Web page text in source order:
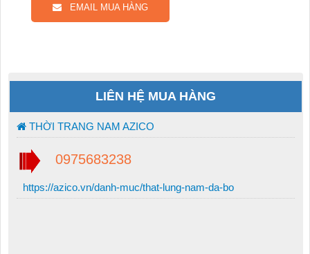
EMAIL MUA HÀNG
LIÊN HỆ MUA HÀNG
THỜI TRANG NAM AZICO
0975683238
https://azico.vn/danh-muc/that-lung-nam-da-bo